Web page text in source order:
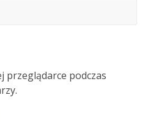
przeglądarce podczas